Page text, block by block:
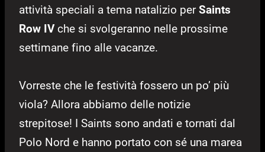
attività speciali a tema natalizio perSaints
Row IVche si svolgeranno nelle prossime
settimane fino alle vacanze.
Vorreste che le festività fossero un po’ più
viola? Allora abbiamo delle notizie
strepitose! I Saints sono andati e tornati dal
Polo Nord e hanno portato con sé una marea